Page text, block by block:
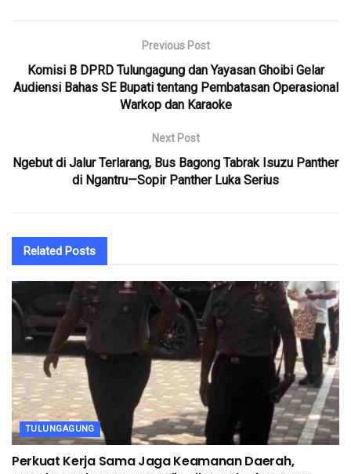
Previous Post
Komisi B DPRD Tulungagung dan Yayasan Ghoibi Gelar
Audiensi Bahas SE Bupati tentang Pembatasan Operasional
Warkop dan Karaoke
Next Post
Ngebut di Jalur Terlarang, Bus Bagong Tabrak Isuzu Panther
di Ngantru—Sopir Panther Luka Serius
Related Posts
TULUNGAGUNG
Perkuat Kerja Sama Jaga Keamanan Daerah,